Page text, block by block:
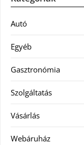
Autó
Egyéb
Gasztronómia
Szolgáltatás
Vásárlás
Webáruház